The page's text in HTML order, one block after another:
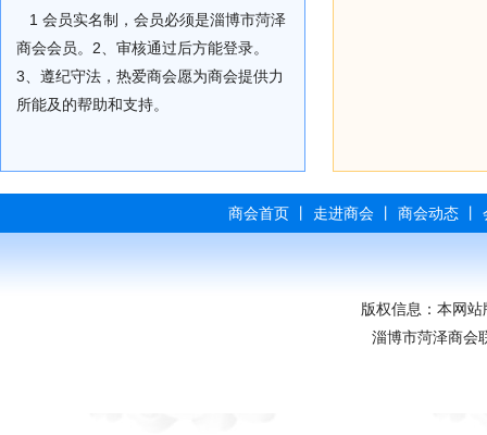
1 会员实名制，会员必须是淄博市菏泽
商会会员。2、审核通过后方能登录。
3、遵纪守法，热爱商会愿为商会提供力
所能及的帮助和支持。
商会首页丨 走进商会丨 商会动态丨
版权信息：本网
淄博市菏泽商